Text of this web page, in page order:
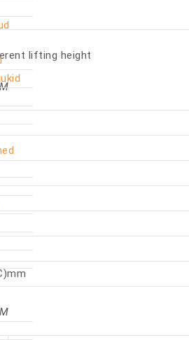
lifting height